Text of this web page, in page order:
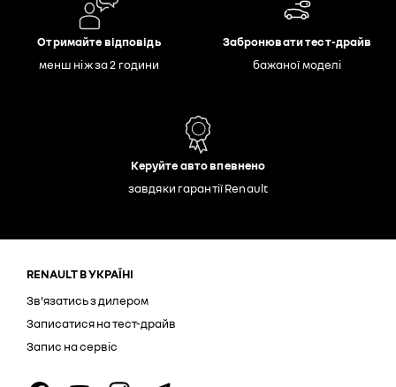
Отримайте відповідь
менш ніж за 2 години
Забронювати тест-драйв
бажаної моделі
Керуйте авто впевнено
завдяки гарантії Renault
RENAULT В УКРАЇНІ
Зв'язатись з дилером
Записатися на тест-драйв
Запис на сервіс